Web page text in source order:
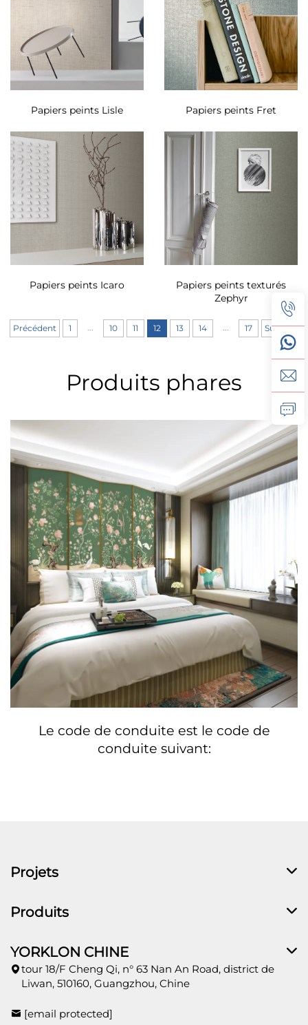
Papiers peints Lisle Papiers peints Fret
Papiers peints Icaro
Papiers peints texturés
Zephyr
Précédent 1 ... 10 11 12 13 14 ... 17 Suivant
Produits phares
Le code de conduite est le code de
conduite suivant:
Projets
Produits
YORKLON CHINE
tour 18/F Cheng Qi, n° 63 Nan An Road, district de
Liwan, 510160, Guangzhou, Chine
[email protected]